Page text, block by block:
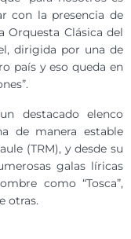
con la presencia de
Orquesta Clásica del
dirigida por una de
país y eso queda en
destacado elenco
de manera estable
(TRM), y desde su
galas líricas
como “Tosca”,
otras.